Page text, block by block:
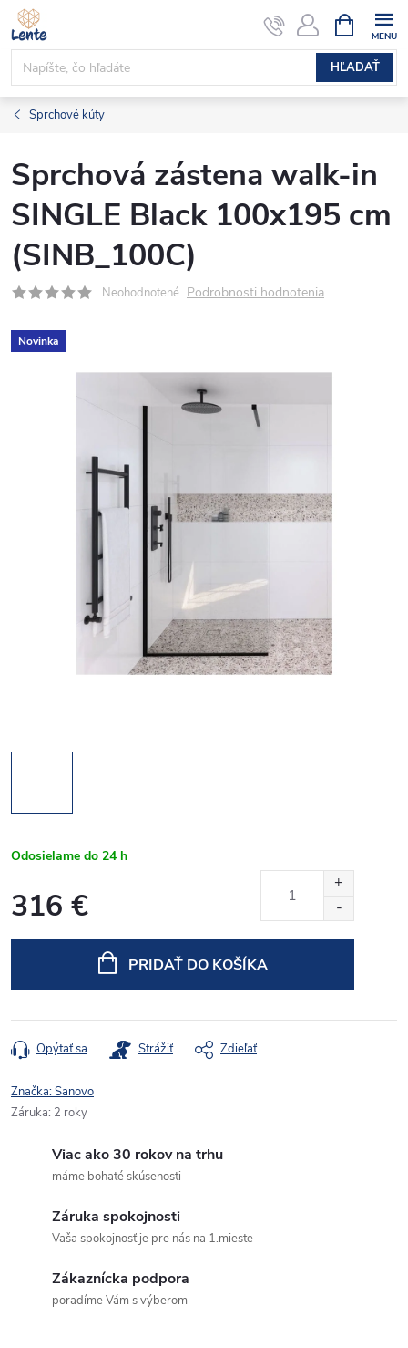
Prejsť
na
obsah
HĽADAŤ
KOŠÍK
Sprchové kúty
Sprchová zástena walk-in
SINGLE Black 100x195 cm
(SINB_100C)
Neohodnotené Podrobnosti hodnotenia
Novinka
Odosielame do 24 h
316 €
PRIDAŤ DO KOŠÍKA
Opýtať sa Strážiť Zdieľať
Značka:Sanovo
Záruka: 2 roky
Viac ako 30 rokov na trhu
máme bohaté skúsenosti
Záruka spokojnosti
Vaša spokojnosť je pre nás na 1.mieste
Zákaznícka podpora
poradíme Vám s výberom